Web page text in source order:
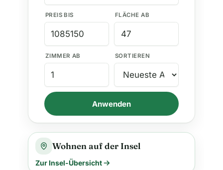
PREIS BIS FLÄCHE AB
ZIMMER AB SORTIEREN
Anwenden
Wohnen auf der Insel
Zur Insel-Übersicht